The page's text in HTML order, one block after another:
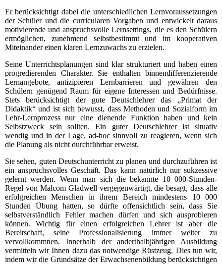
Er berücksichtigt dabei die unterschiedlichen Lernvoraussetzungen
der Schüler und die curricularen Vorgaben und entwickelt daraus
motivierende und anspruchsvolle Lernsettings, die es den Schülern
ermöglichen, zunehmend selbstbestimmt und im kooperativen
Miteinander einen klaren Lernzuwachs zu erzielen.
Seine Unterrichtsplanungen sind klar strukturiert und haben einen
progredierenden Charakter. Sie enthalten binnendifferenzierende
Lernangebote, antizipieren Lernbarrieren und gewähren den
Schülern genügend Raum für eigene Interessen und Bedürfnisse.
Stets berücksichtigt der gute Deutschlehrer das „Primat der
Didaktik“ und ist sich bewusst, dass Methoden und Sozialform im
Lehr-Lernprozess nur eine dienende Funktion haben und kein
Selbstzweck sein sollten. Ein guter Deutschlehrer ist situativ
wendig und in der Lage, ad-hoc sinnvoll zu reagieren, wenn sich
die Planung als nicht durchführbar erweist.
Sie sehen, guten Deutschunterricht zu planen und durchzuführen ist
ein anspruchsvolles Geschäft. Das kann natürlich nur sukzessive
gelernt werden. Wenn man sich die bekannte 10 000-Stunden-
Regel von Malcom Gladwell vergegenwärtigt, die besagt, dass alle
erfolgreichen Menschen in ihrem Bereich mindestens 10 000
Stunden Übung hatten, so dürfte offensichtlich sein, dass Sie
selbstverständlich Fehler machen dürfen und sich ausprobieren
können. Wichtig für einen erfolgreichen Lehrer ist aber die
Bereitschaft, seine Professionalisierung immer weiter zu
vervollkommnen. Innerhalb der anderthalbjährigen Ausbildung
vermitteln wir Ihnen dazu das notwendige Rüstzeug. Dies tun wir,
indem wir die Grundsätze der Erwachsenenbildung berücksichtigen